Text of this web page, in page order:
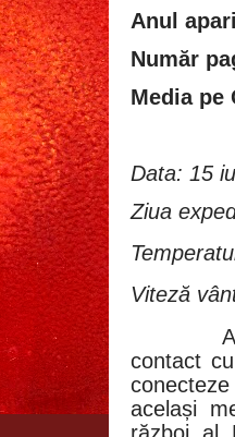
Anul
Număr
Media pe
Data: 15
Ziua
Viteză
contact
același